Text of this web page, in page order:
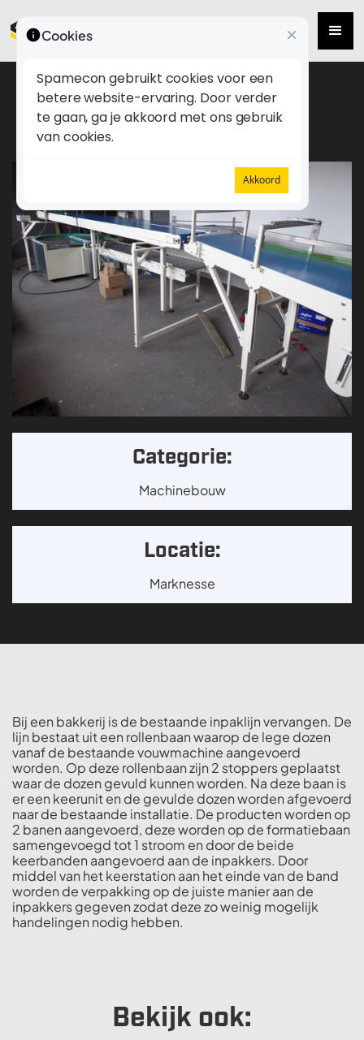
Inpaklijn bakkerij
Categorie:
Machinebouw
Locatie:
Marknesse
Bij een bakkerij is de bestaande inpaklijn vervangen. De
lijn bestaat uit een rollenbaan waarop de lege dozen
vanaf de bestaande vouwmachine aangevoerd
worden. Op deze rollenbaan zijn 2 stoppers geplaatst
waar de dozen gevuld kunnen worden. Na deze baan is
er een keerunit en de gevulde dozen worden afgevoerd
naar de bestaande installatie. De producten worden op
2 banen aangevoerd, deze worden op de formatiebaan
samengevoegd tot 1 stroom en door de beide
keerbanden aangevoerd aan de inpakkers. Door
middel van het keerstation aan het einde van de band
worden de verpakking op de juiste manier aan de
inpakkers gegeven zodat deze zo weinig mogelijk
handelingen nodig hebben.
Bekijk ook:
Cookies
Spamecon gebruikt cookies voor een
betere website-ervaring. Door verder
te gaan, ga je akkoord met ons gebruik
van cookies.
Akkoord